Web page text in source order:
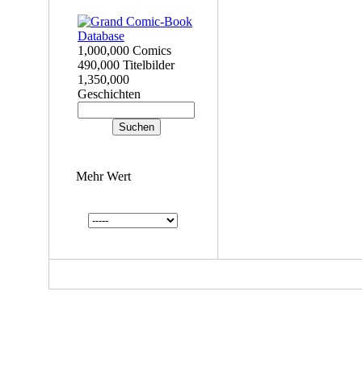
1,000,000 Comics
490,000 Titelbilder
1,350,000
Geschichten
Mehr Wert